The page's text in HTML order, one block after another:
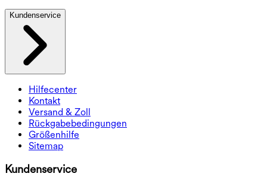
Kundenservice
Hilfecenter
Kontakt
Versand & Zoll
Rückgabebedingungen
Größenhilfe
Sitemap
Kundenservice